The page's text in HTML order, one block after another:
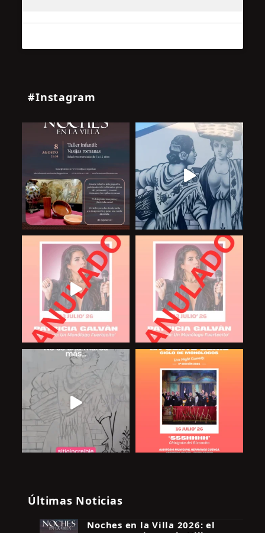
#Instagram
Últimas Noticias
Noches en la Villa 2026: el